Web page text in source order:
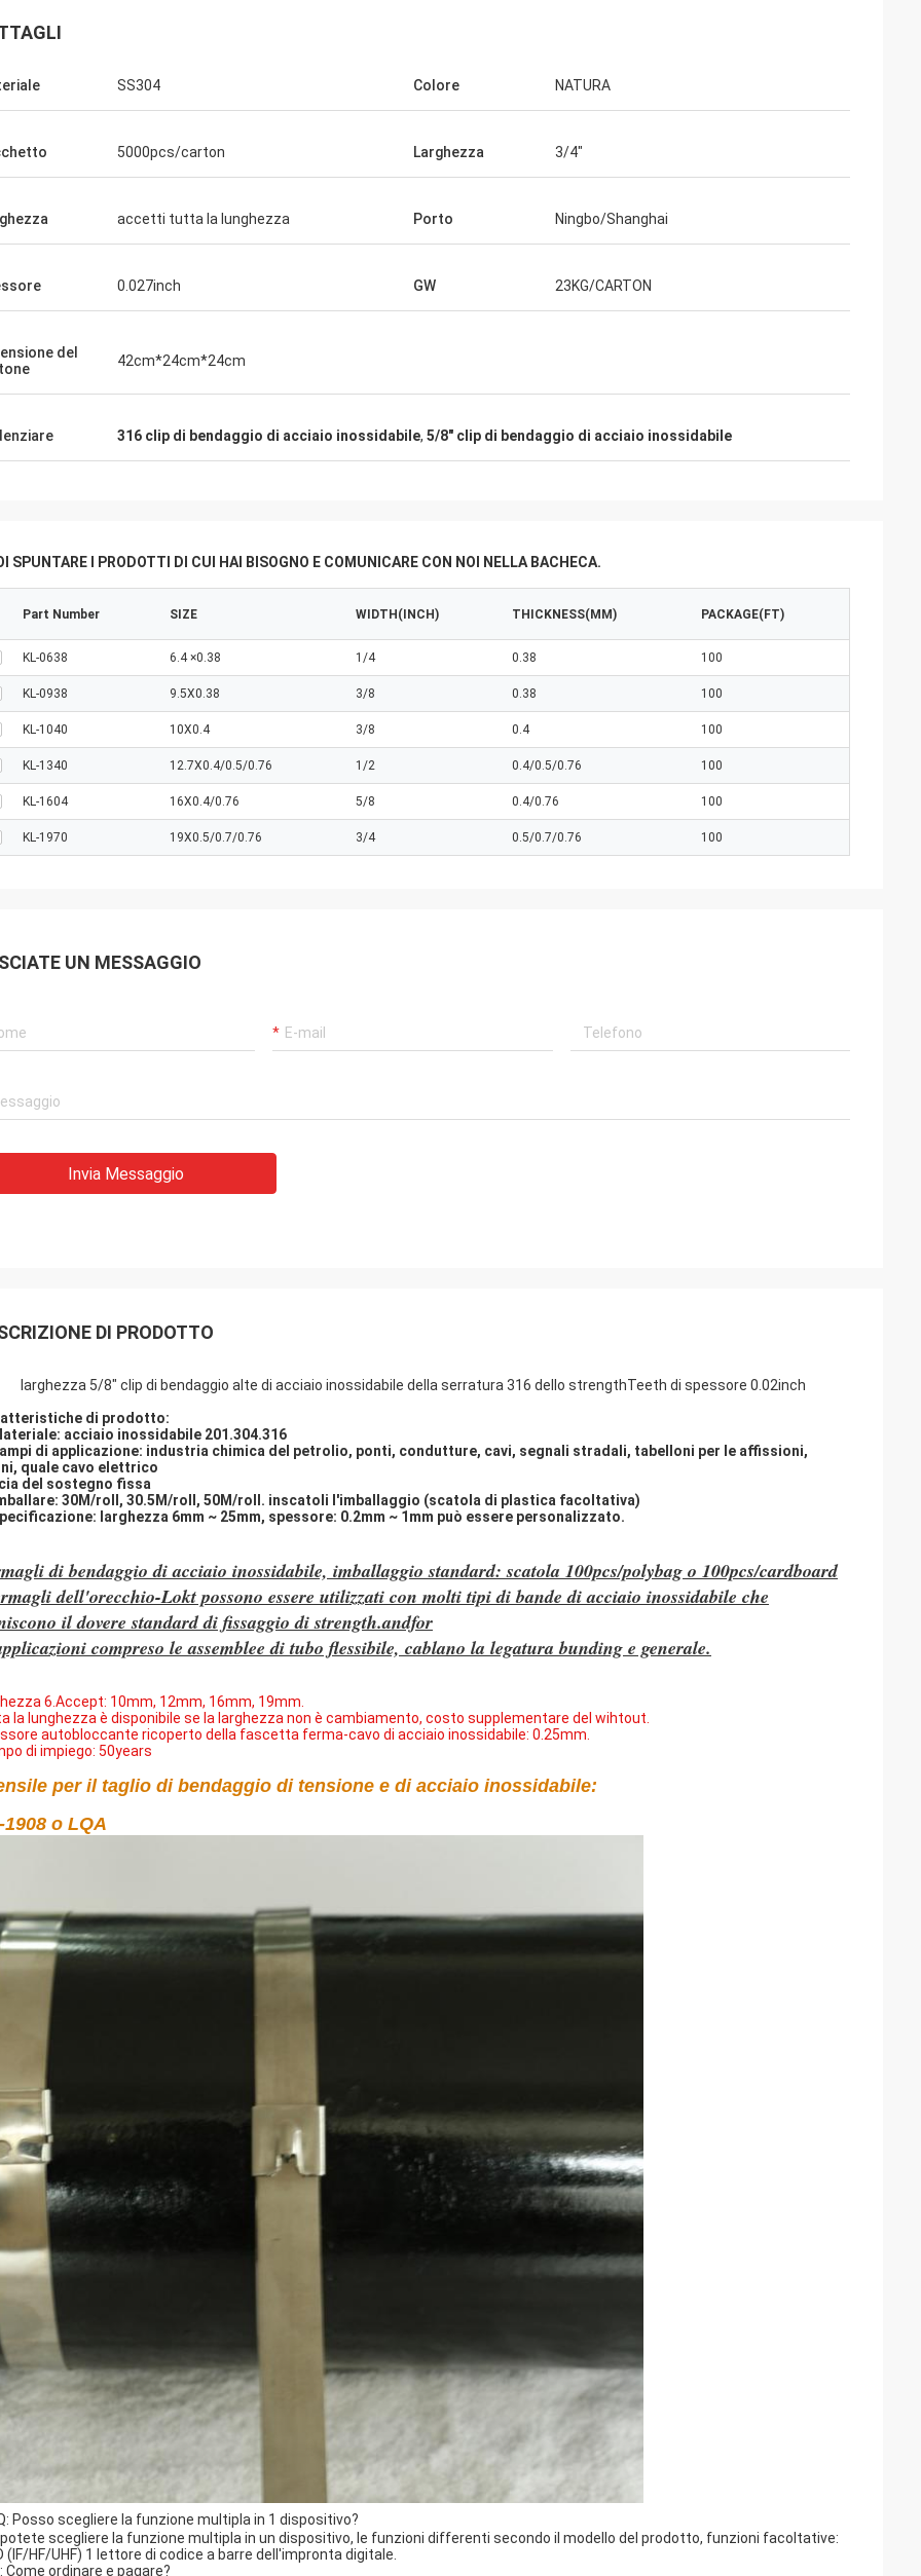
SS304 Colore NATURA
5000pcs/carton Larghezza 3/4"
accetti tutta la lunghezza Porto Ningbo/Shanghai
0.027inch GW 23KG/CARTON
del
42cm*24cm*24cm
316 clip di bendaggio di acciaio inossidabile, 5/8" clip di bendaggio di acciaio inossidabile
SPUNTARE I PRODOTTI DI CUI HAI BISOGNO E COMUNICARE CON NOI NELLA BACHECA.
Part Number SIZE WIDTH(INCH) THICKNESS(MM) PACKAGE(FT)
KL-0638 6.4 ×0.38 1/4 0.38 100
KL-0938 9.5X0.38 3/8 0.38 100
KL-1040 10X0.4 3/8 0.4 100
KL-1340 12.7X0.4/0.5/0.76 1/2 0.4/0.5/0.76 100
KL-1604 16X0.4/0.76 5/8 0.4/0.76 100
KL-1970 19X0.5/0.7/0.76 3/4 0.5/0.7/0.76 100
UN MESSAGGIO
Invia Messaggio
DI PRODOTTO
larghezza 5/8" clip di bendaggio alte di acciaio inossidabile della serratura 316 dello strengthTeeth di spessore 0.02inch
di prodotto:
acciaio inossidabile 201.304.316
di applicazione: industria chimica del petrolio, ponti, condutture, cavi, segnali stradali, tabelloni per le affissioni,
quale cavo elettrico
del sostegno fissa
30M/roll, 30.5M/roll, 50M/roll. inscatoli l'imballaggio (scatola di plastica facoltativa)
larghezza 6mm ~ 25mm, spessore: 0.2mm ~ 1mm può essere personalizzato.
di bendaggio di acciaio inossidabile, imballaggio standard: scatola 100pcs/polybag o 100pcs/cardboard
dell'orecchio-Lokt possono essere utilizzati con molti tipi di bande di acciaio inossidabile che
il dovere standard di fissaggio di strength.andfor
compreso le assemblee di tubo flessibile, cablano la legatura bunding e generale.
6.Accept: 10mm, 12mm, 16mm, 19mm.
la lunghezza è disponibile se la larghezza non è cambiamento, costo supplementare del wihtout.
autobloccante ricoperto della fascetta ferma-cavo di acciaio inossidabile: 0.25mm.
di impiego: 50years
per il taglio di bendaggio di tensione e di acciaio inossidabile:
1908 o LQA
Posso scegliere la funzione multipla in 1 dispositivo?
potete scegliere la funzione multipla in un dispositivo, le funzioni differenti secondo il modello del prodotto, funzioni facoltative:
(IF/HF/UHF) 1 lettore di codice a barre dell'impronta digitale.
Come ordinare e pagare?